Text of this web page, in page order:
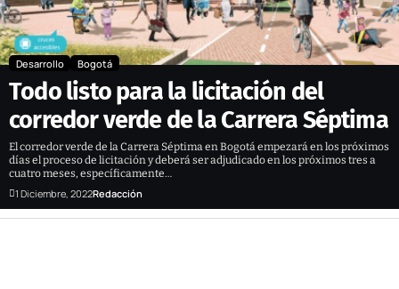
Desarrollo Bogotá
Todo listo para la licitación del
corredor verde de la Carrera Séptima
El corredor verde de la Carrera Séptima en Bogotá empezará en los próximos
días el proceso de licitación y deberá ser adjudicado en los próximos tres a
cuatro meses, específicamente…
1 Diciembre, 2022Redacción